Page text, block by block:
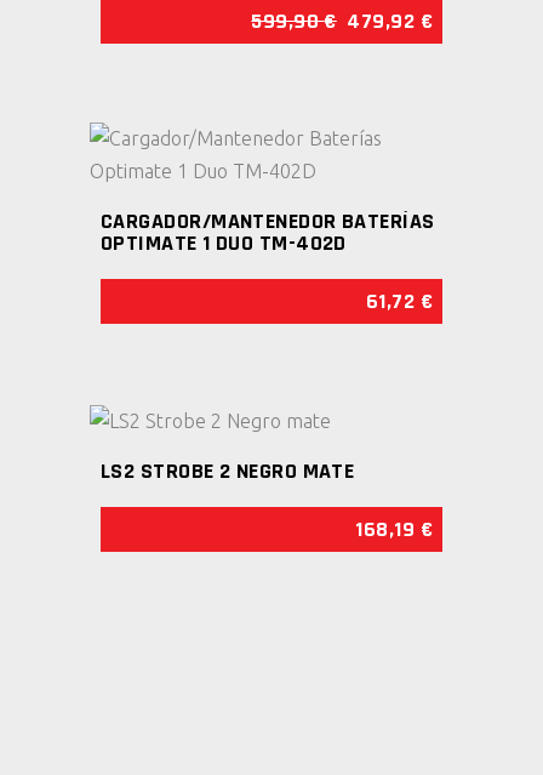
variantes.
Las
página
de
599,90€ EL
PRECIO
479,92 €EL
PRECIO
AÑADIR AL CARRITO
CARGADOR/MANTENEDOR BATERÍAS
OPTIMATE 1 DUO TM-402D
61,72 €
AÑADIR AL CARRITO
LS2 STROBE 2 NEGRO MATE
168,19 €